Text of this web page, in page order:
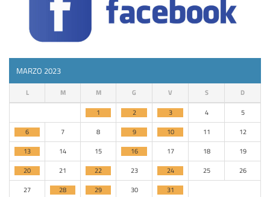
MARZO 2023
L M M G V S D
1 2 3 4
5
6
7 8 9 10 11
12
13
14 15 16 17 18
19
20
21 22 23 24 25
26
27
28 29 30 31